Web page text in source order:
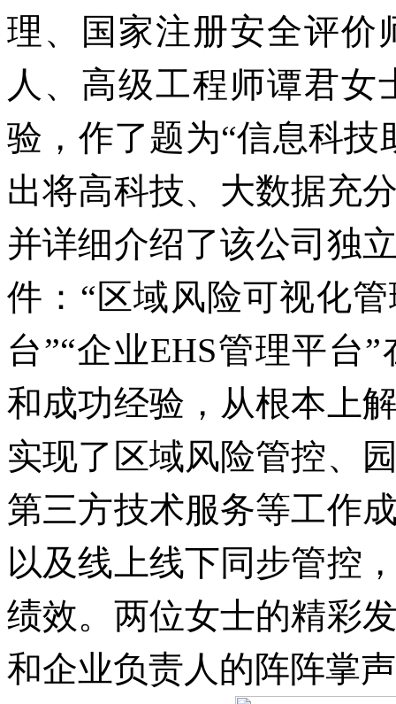
理、国家注册安全评价
人、高级工程师谭君
验，作了题为“信息科
出将高科技、大数据充
并详细介绍了该公司独
件：“区域风险可视化
台”“企业EHS管理平台
和成功经验，从根本上
实现了区域风险管控、
第三方技术服务等工作
以及线上线下同步管控
绩效。两位女士的精彩
和企业负责人的阵阵掌